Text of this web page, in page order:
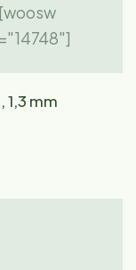
[woosw
1,3 mm